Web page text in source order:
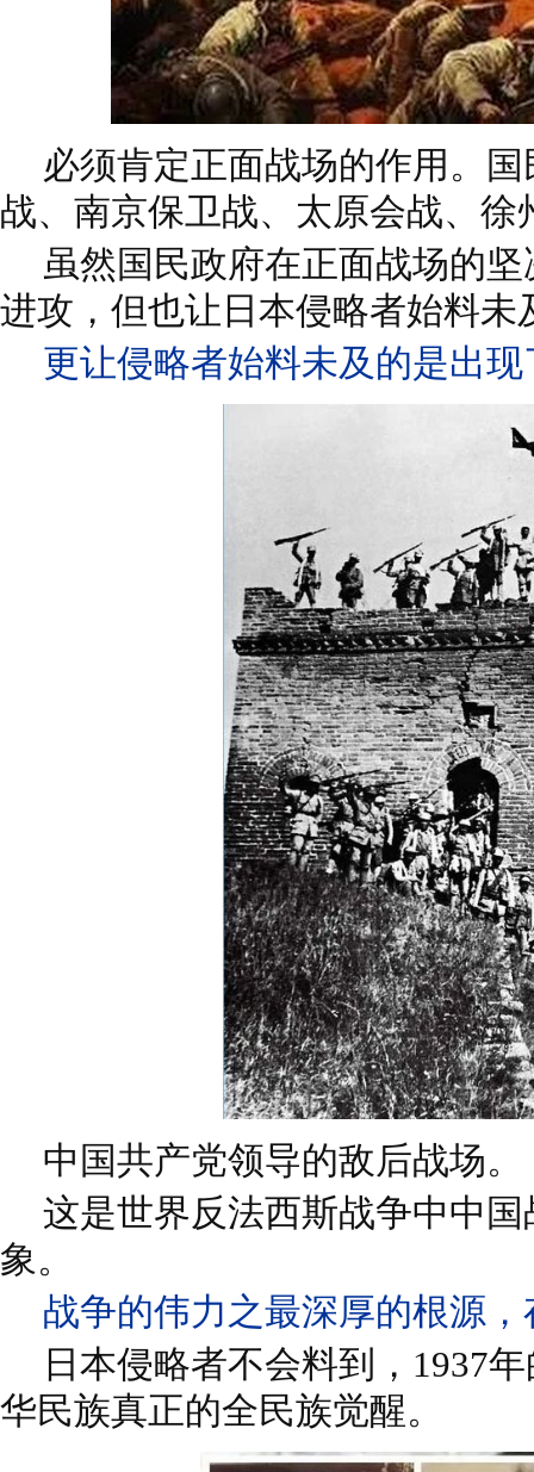
必须肯定正面战场的作用。
战、南京保卫战、太原会战、
虽然国民政府在正面战场的
进攻，但也让日本侵略者始料未
更让侵略者始料未及的是出
中国共产党领导的敌后战场。
这是世界反法西斯战争中中
象。
战争的伟力之最深厚的根源
日本侵略者不会料到，1937
华民族真正的全民族觉醒。